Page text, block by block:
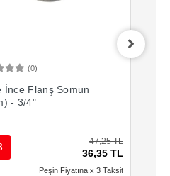
(0)
İnce Flanş Somun
- 3/4"
47,25 TL
36,35 TL
Peşin Fiyatına x 3 Taksit